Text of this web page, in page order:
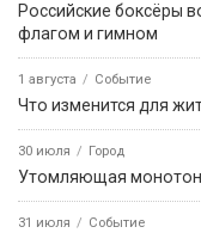
Российские боксёры
флагом и гимном
1 августа Событие
Что изменится для
30 июля Город
Утомляющая
31 июля Событие